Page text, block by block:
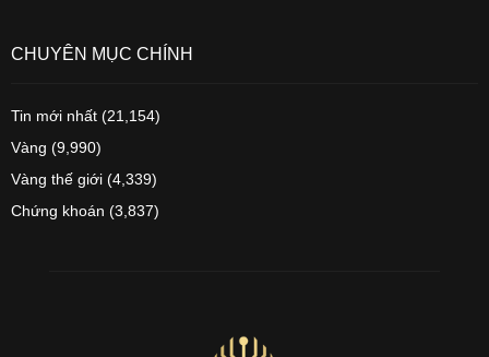
CHUYÊN MỤC CHÍNH
Tin mới nhất (21,154)
Vàng (9,990)
Vàng thế giới (4,339)
Chứng khoán (3,837)